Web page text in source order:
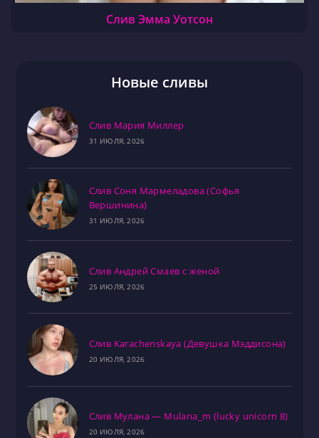
Слив Эмма Уотсон
Новые сливы
Слив Мария Миллер
31 ИЮЛЯ, 2026
Слив Соня Мармеладова (Софья
Вершинина)
31 ИЮЛЯ, 2026
Слив Андрей Смаев с женой
25 ИЮЛЯ, 2026
Слив Karachenskaya (Девушка Мэддисона)
20 ИЮЛЯ, 2026
Слив Мулана — Mulana_m (lucky unicorn 8)
20 ИЮЛЯ, 2026